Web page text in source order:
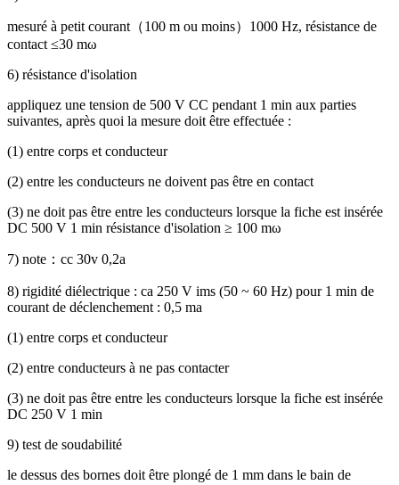
mesuré à petit courant（100 m ou moins） 1000 Hz, résistance de
contact ≤30 mω
6) résistance d'isolation
appliquez une tension de 500 V CC pendant 1 min aux parties
suivantes, après quoi la mesure doit être effectuée :
(1) entre corps et conducteur
(2) entre les conducteurs ne doivent pas être en contact
(3) ne doit pas être entre les conducteurs lorsque la fiche est insérée
DC 500 V 1 min résistance d'isolation ≥ 100 mω
7) note ： cc 30v 0,2a
8) rigidité diélectrique : ca 250 V ims (50 ~ 60 Hz) pour 1 min de
courant de déclenchement : 0,5 ma
(1) entre corps et conducteur
(2) entre conducteurs à ne pas contacter
(3) ne doit pas être entre les conducteurs lorsque la fiche est insérée
DC 250 V 1 min
9) test de soudabilité
le dessus des bornes doit être plongé de 1 mm dans le bain de